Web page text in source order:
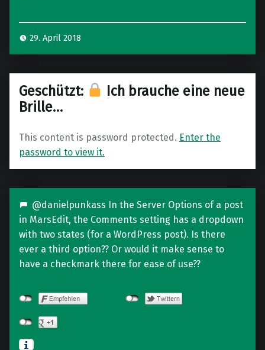
29. April 2018
Geschützt:
Ich brauche eine neue
Brille…
This content is password protected. Enter the
password to view it.
@danielpunkass In the Server Options of a post
in MarsEdit, the Comments setting has a dropdown
with two states (for a WordPress post). Is there
ever a third option?? Or would it make sense to
have a checkmark there for ease of use??